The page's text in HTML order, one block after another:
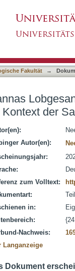
Fakultät →
Kontext der
Autor(en):
zum Volltext:
in:
Nachweis:
Langanzeige
Dokument